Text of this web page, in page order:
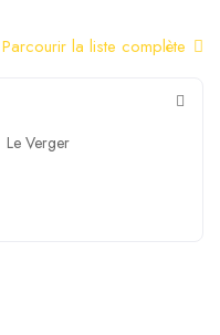
Parcourir la liste complète
Le Verger